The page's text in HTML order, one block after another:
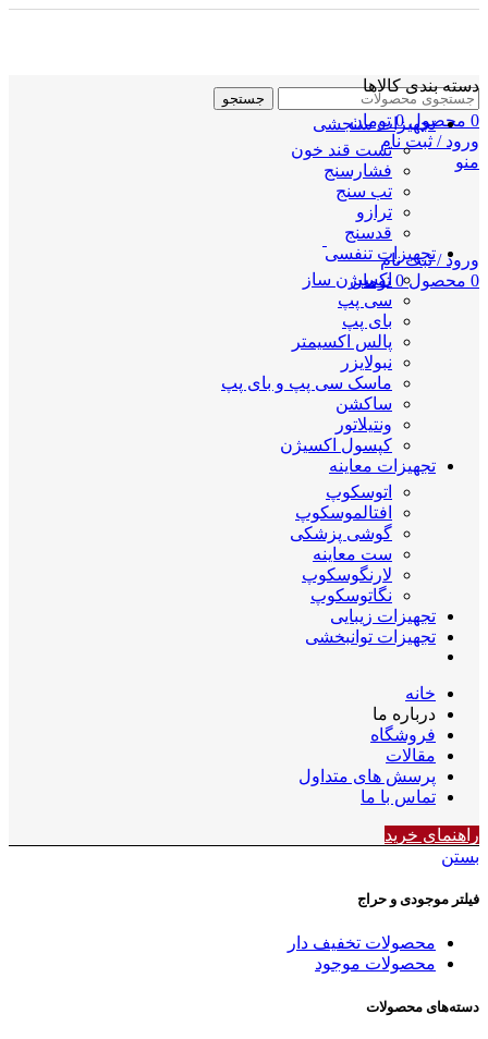
جستجو
0 محصول 0 تومان
ورود / ثبت نام
منو
ورود / ثبت نام
0 محصول 0 تومان
دسته بندی کالاها
تجهیزات سنجشی
تست قند خون
فشارسنج
تب سنج
ترازو
قدسنج
تجهیزات تنفسی
اکسیژن ساز
سی پپ
بای پپ
پالس اکسیمتر
نبولایزر
ماسک سی پپ و بای پپ
ساکشن
ونتیلاتور
کپسول اکسیژن
تجهیزات معاینه
اتوسکوپ
افتالموسکوپ
گوشی پزشکی
ست معاینه
لارنگوسکوپ
نگاتوسکوپ
تجهیزات زیبایی
تجهیزات توانبخشی
خانه
درباره ما
فروشگاه
مقالات
پرسش های متداول
تماس با ما
راهنمای خرید
بستن
فیلتر موجودی و حراج
محصولات تخفیف دار
محصولات موجود
دسته‌های محصولات